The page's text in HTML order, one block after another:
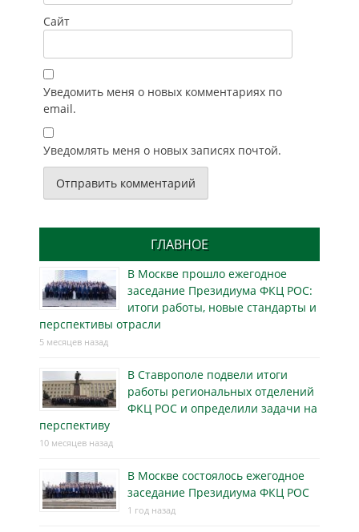
Сайт
Уведомить меня о новых комментариях по
email.
Уведомлять меня о новых записях почтой.
ГЛАВНОЕ
В Москве прошло ежегодное
заседание Президиума ФКЦ РОС:
итоги работы, новые стандарты и
перспективы отрасли
5 месяцев назад
В Ставрополе подвели итоги
работы региональных отделений
ФКЦ РОС и определили задачи на
перспективу
10 месяцев назад
В Москве состоялось ежегодное
заседание Президиума ФКЦ РОС
1 год назад